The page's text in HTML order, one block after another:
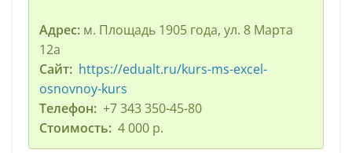
Адрес:м. Площадь 1905 года, ул. 8 Марта
12а
Сайт: https://edualt.ru/kurs-ms-excel-
osnovnoy-kurs
Телефон: +7 343 350-45-80
Стоимость:4 000 р.